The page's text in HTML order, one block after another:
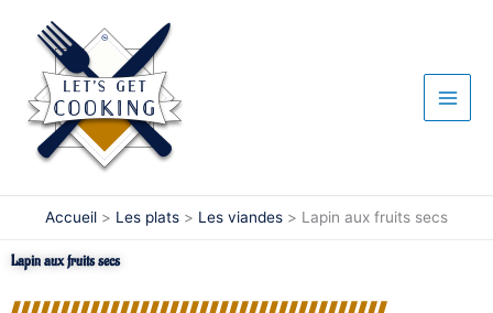
contenu
Accueil Les plats Les viandes Lapin aux fruits secs
Lapin aux fruits secs